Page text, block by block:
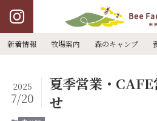
新着情報 牧場案内 森のキャンプ
夏季営業・
せ
2025
7/20